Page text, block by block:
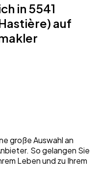
in 5541
auf
große Auswahl an
So gelangen Sie
Leben und zu Ihrem